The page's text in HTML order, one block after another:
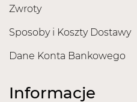
Zwroty
Sposoby i Koszty Dostawy
Dane Konta Bankowego
Informacje